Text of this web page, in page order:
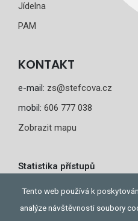
Jídelna
PAM
KONTAKT
e-mail: zs@stefcova.cz
mobil: 606 777 038
Zobrazit mapu
Statistika přístupů
Dnes: 2
Celkem: 430
Tento web používá k
analýze návštěvnosti soubory